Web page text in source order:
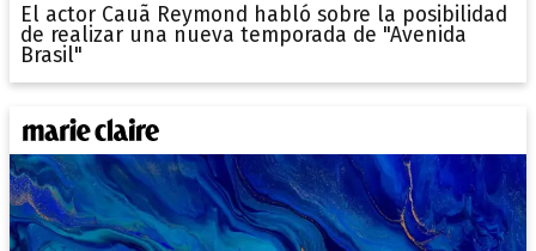
El actor Cauã Reymond habló sobre la posibilidad
de realizar una nueva temporada de "Avenida
Brasil"